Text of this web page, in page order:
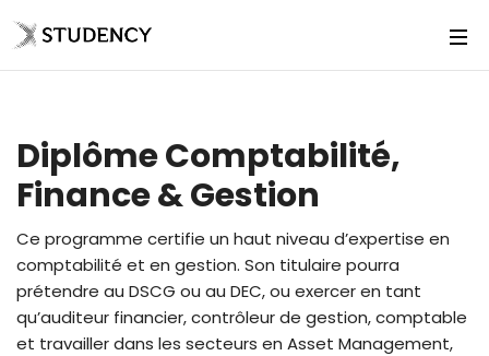
Diplôme Comptabilité,
Finance & Gestion
Ce programme certifie un haut niveau d’expertise en
comptabilité et en gestion. Son titulaire pourra
prétendre au DSCG ou au DEC, ou exercer en tant
qu’auditeur financier, contrôleur de gestion, comptable
et travailler dans les secteurs en Asset Management,